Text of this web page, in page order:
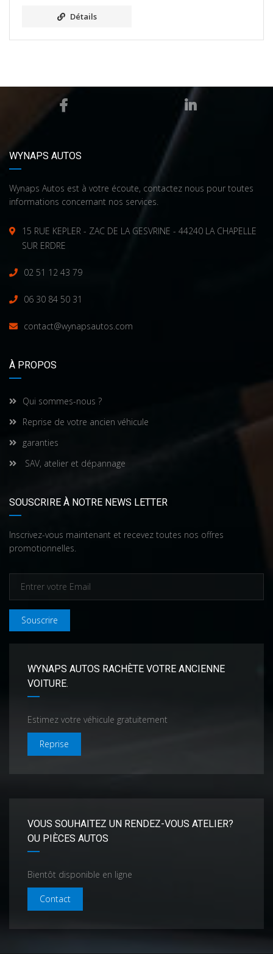
Détails
WYNAPS AUTOS
Wynaps Autos est à votre écoute, contactez nous pour toutes
informations concernant nos services.
15 RUE KEPLER - ZAC DE LA GESVRINE - 44240 LA CHAPELLE
SUR ERDRE
02 51 12 43 79
06 30 84 50 31
contact@wynapsautos.com
À PROPOS
Qui sommes-nous ?
Reprise de votre ancien véhicule
garanties
SAV, atelier et dépannage
SOUSCRIRE À NOTRE NEWS LETTER
Inscrivez-vous maintenant et recevez toutes nos offres
promotionnelles.
Souscrire
WYNAPS AUTOS RACHÈTE VOTRE ANCIENNE
VOITURE.
Estimez votre véhicule gratuitement
Reprise
VOUS SOUHAITEZ UN RENDEZ-VOUS ATELIER?
OU PIÈCES AUTOS
Bientôt disponible en ligne
Contact